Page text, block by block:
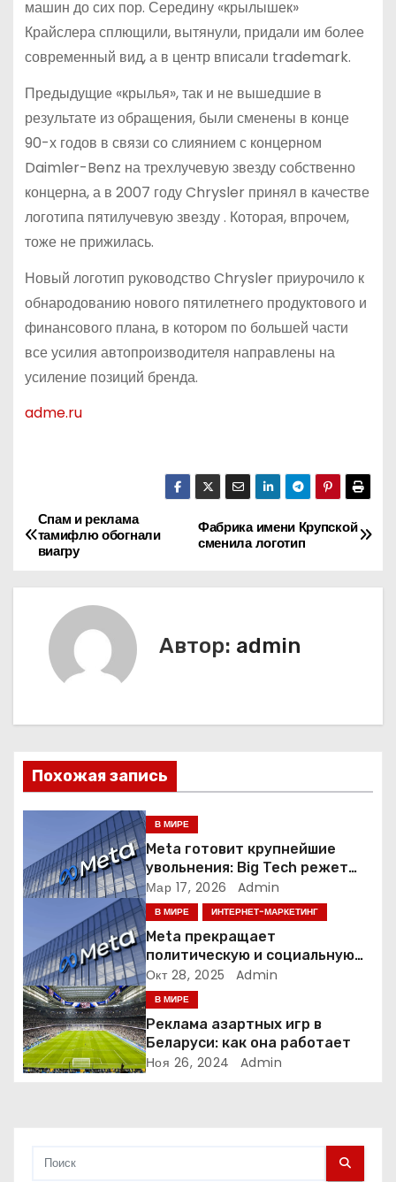
машин до сих пор. Середину «крылышек»
Крайслера сплющили, вытянули, придали им более
современный вид, а в центр вписали trademark.
Предыдущие «крылья», так и не вышедшие в
результате из обращения, были сменены в конце
90-х годов в связи со слиянием с концерном
Daimler-Benz на трехлучевую звезду собственно
концерна, а в 2007 году Chrysler принял в качестве
логотипа пятилучевую звезду . Которая, впрочем,
тоже не прижилась.
Новый логотип руководство Chrysler приурочило к
обнародованию нового пятилетнего продуктового и
финансового плана, в котором по большей части
все усилия автопроизводителя направлены на
усиление позиций бренда.
adme.ru
Н
а
ц
и
п
о
а
п
и
Фабрика имени Крупской
сменила логотип
Спам и реклама
тамифлю обогнали
виагру
Автор: admin
Похожая запись
В МИРЕ
Meta готовит крупнейшие
увольнения: Big Tech режет
людей ради искусственного
интеллекта
Мар 17, 2026 Admin
В МИРЕ ИНТЕРНЕТ-МАРКЕТИНГ
Meta прекращает
политическую и социальную
рекламу в ЕС. Почему это
меняет рынок цифровой
рекламы?
Окт 28, 2025 Admin
В МИРЕ
Реклама азартных игр в
Беларуси: как она работает
Ноя 26, 2024 Admin